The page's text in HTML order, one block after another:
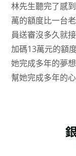
林先生聽完了感
萬的額度比一台
員送審沒多久就
加碼13萬元的額
她完成多年的夢
幫她完成多年的